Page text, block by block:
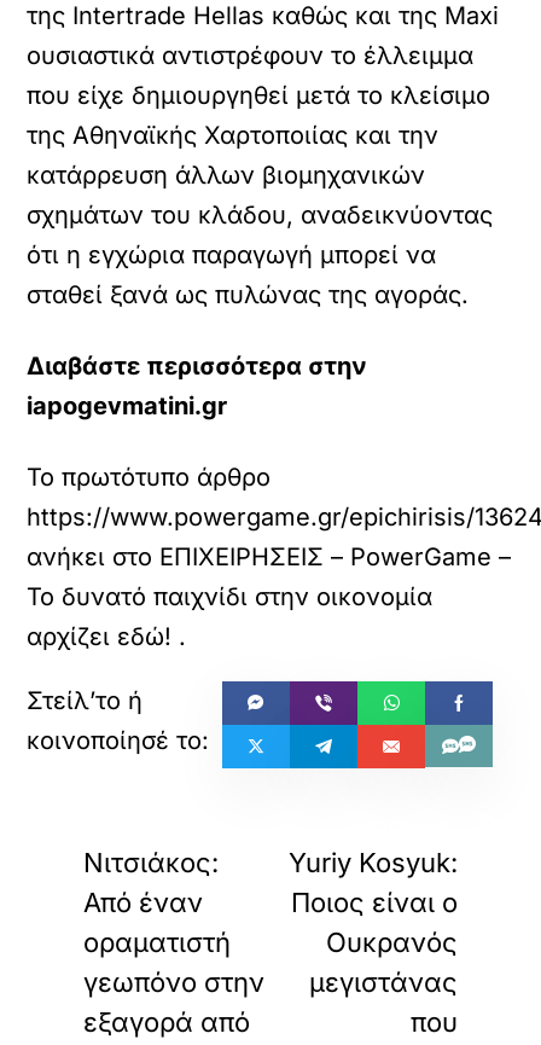
της Intertrade Hellas καθώς και της Maxi
ουσιαστικά αντιστρέφουν το έλλειμμα
που είχε δημιουργηθεί μετά το κλείσιμο
της Αθηναϊκής Χαρτοποιίας και την
κατάρρευση άλλων βιομηχανικών
σχημάτων του κλάδου, αναδεικνύοντας
ότι η εγχώρια παραγωγή μπορεί να
σταθεί ξανά ως πυλώνας της αγοράς.
Διαβάστε περισσότερα στην
iapogevmatini.gr
Το πρωτότυπο άρθρο
https://www.powergame.gr/epichirisis/
ανήκει στο ΕΠΙΧΕΙΡΗΣΕΙΣ – PowerGame –
Το δυνατό παιχνίδι στην οικονομία
αρχίζει εδώ! .
Νιτσιάκος:
Από έναν
οραματιστή
γεωπόνο στην
εξαγορά από
Yuriy Kosyuk:
Ποιος είναι ο
Ουκρανός
μεγιστάνας
που